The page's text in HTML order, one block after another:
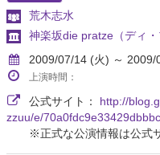
荒木志水
神楽坂die pratze（ディ・
2009/07/14 (火) ～ 2009/
上演時間：
公式サイト： http://
zzuu/e/
※正式な公演情報は公式